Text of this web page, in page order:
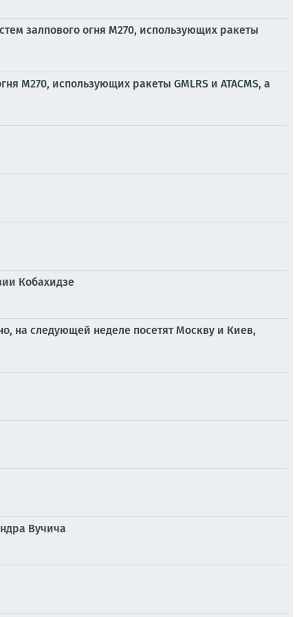
залпового огня M270, использующих ракеты
M270, использующих ракеты GMLRS и ATACMS, а
Кобахидзе
на следующей неделе посетят Москву и Киев,
Вучича